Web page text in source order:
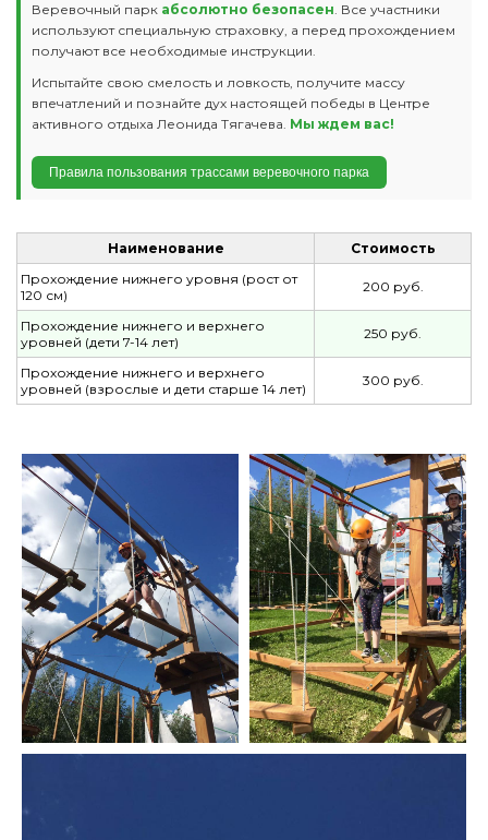
Веревочный парк абсолютно безопасен. Все участники
используют специальную страховку, а перед прохождением
получают все необходимые инструкции.
Испытайте свою смелость и ловкость, получите массу
впечатлений и познайте дух настоящей победы в Центре
активного отдыха Леонида Тягачева. Мы ждем вас!
Правила пользования трассами веревочного парка
Наименование
Стоимость
Прохождение нижнего уровня (рост от
120 см)
200 руб.
Прохождение нижнего и верхнего
уровней (дети 7-14 лет)
250 руб.
Прохождение нижнего и верхнего
уровней (взрослые и дети старше 14 лет)
300 руб.